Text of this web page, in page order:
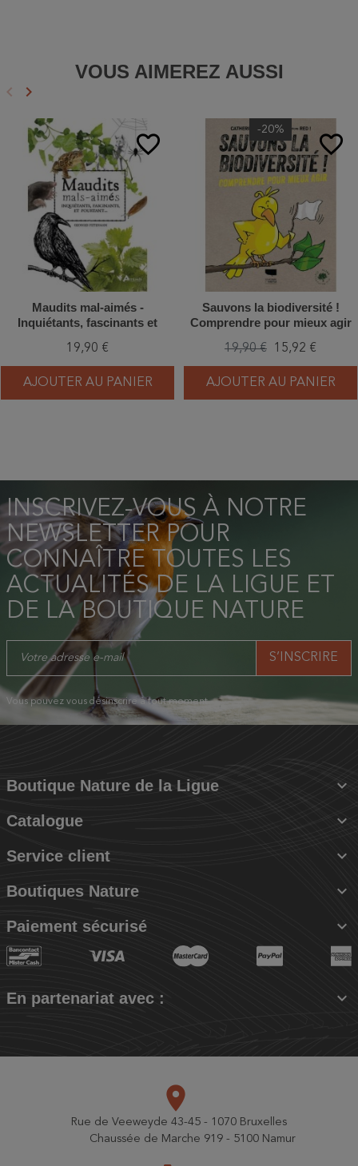
VOUS AIMEREZ AUSSI
Précédent
keyboard_arrow_left Suivant
keyboard_arrow_right
favorite_border
Maudits mal-aimés -
Inquiétants, fascinants et
19,90 €
AJOUTER AU PANIER
favorite_border
-20%
Sauvons la biodiversité !
Comprendre pour mieux agir
19,90 € 15,92 €
AJOUTER AU PANIER
INSCRIVEZ-VOUS À NOTRE
NEWSLETTER POUR
CONNAÎTRE TOUTES LES
ACTUALITÉS DE LA LIGUE ET
DE LA BOUTIQUE NATURE
Vous pouvez vous désinscrire à tout moment.
Boutique Nature de la Ligue 
Catalogue 
Service client 
Boutiques Nature 
Paiement sécurisé 
En partenariat avec : 
place
Rue de Veeweyde 43-45 - 1070 Bruxelles
Chaussée de Marche 919 - 5100 Namur